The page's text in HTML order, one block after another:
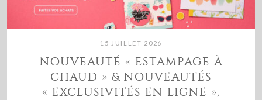
15 JUILLET 2026
NOUVEAUTÉ « ESTAMPAGE À
CHAUD » & NOUVEAUTÉS
« EXCLUSIVITÉS EN LIGNE »,